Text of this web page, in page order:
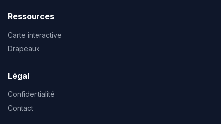
Ressources
Carte interactive
Drapeaux
Légal
Confidentialité
Contact